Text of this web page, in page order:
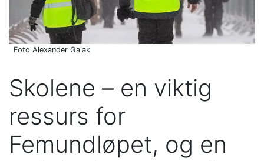
Foto Alexander Galak
Skolene – en viktig
ressurs for
Femundløpet, og en